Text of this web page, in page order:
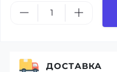
ДОСТАВКА